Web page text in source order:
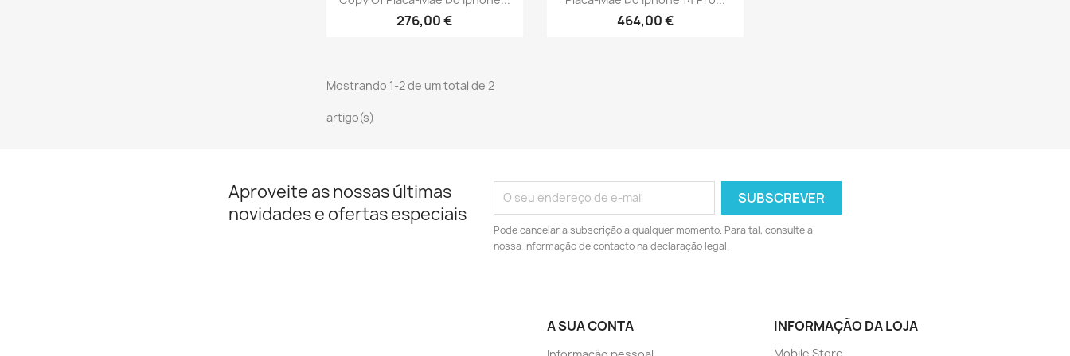
276,00 € 464,00 €
Mostrando 1-2 de um total de 2
artigo(s)
Aproveite as nossas últimas
novidades e ofertas especiais
Pode cancelar a subscrição a qualquer momento. Para tal, consulte a
nossa informação de contacto na declaração legal.
A SUA CONTA INFORMAÇÃO DA LOJA